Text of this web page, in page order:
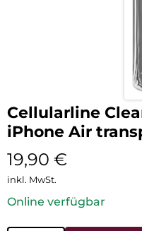
Cellularline
iPhone Air
19,90 €
inkl. MwSt.
Online verfügbar